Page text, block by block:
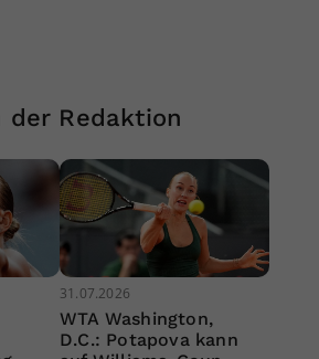
der Redaktion
31.07.2026
WTA Washington,
D.C.: Potapova kann